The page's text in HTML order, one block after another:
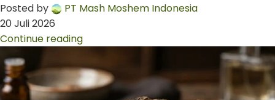
Posted by
PT Mash Moshem Indonesia
20 Juli 2026
Continue reading